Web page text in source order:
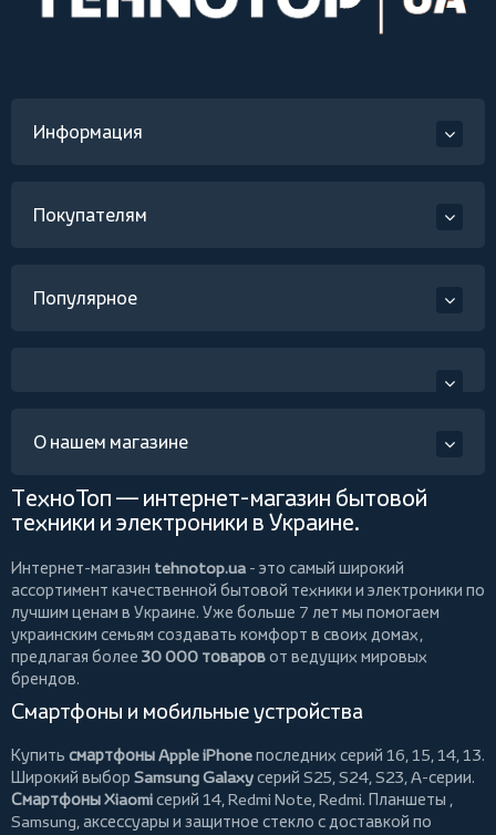
Информация
Покупателям
Популярное
О нашем магазине
ТехноТоп — интернет-магазин бытовой
техники и электроники в Украине.
Интернет-магазин tehnotop.ua - это самый широкий
ассортимент качественной бытовой техники и электроники по
лучшим ценам в Украине. Уже больше 7 лет мы помогаем
украинским семьям создавать комфорт в своих домах,
предлагая более 30 000 товаровот ведущих мировых
брендов.
Смартфоны и мобильные устройства
Купить смартфоны Apple iPhoneпоследних серий 16, 15, 14, 13.
Широкий выбор Samsung Galaxyсерий S25, S24, S23, A-серии.
Смартфоны Xiaomiсерий 14, Redmi Note, Redmi. Планшеты ,
Samsung, аксессуары и защитное стекло с доставкой по